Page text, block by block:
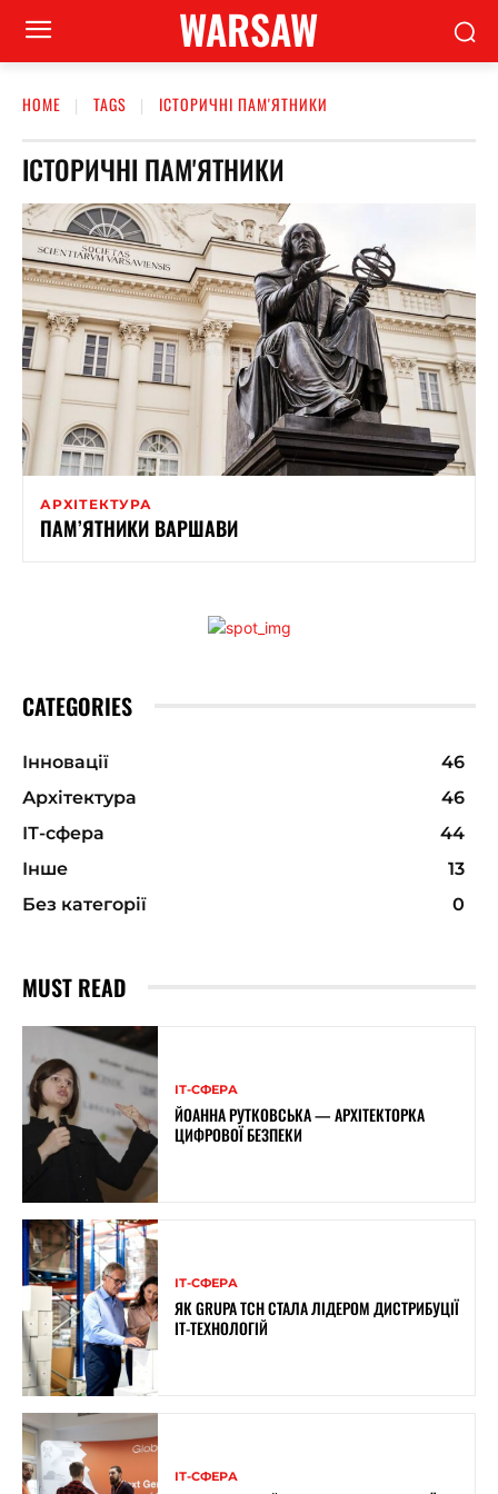
WARSAW
HOME TAGS ІСТОРИЧНІ ПАМ'ЯТНИКИ
ІСТОРИЧНІ ПАМ'ЯТНИКИ
АРХІТЕКТУРА
ПАМ’ЯТНИКИ ВАРШАВИ
CATEGORIES
Інновації
46
Архітектура
46
ІТ-сфера
44
Інше
13
Без категорії
0
MUST READ
ІТ-СФЕРА
ЙОАННА РУТКОВСЬКА — АРХІТЕКТОРКА
ЦИФРОВОЇ БЕЗПЕКИ
ІТ-СФЕРА
ЯК GRUPA TCH СТАЛА ЛІДЕРОМ ДИСТРИБУЦІЇ
IT-ТЕХНОЛОГІЙ
ІТ-СФЕРА